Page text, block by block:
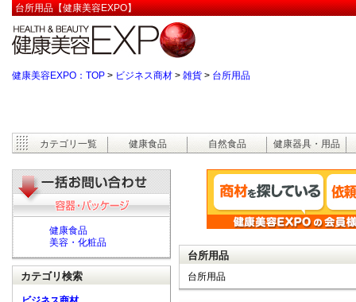
台所用品【健康美容EXPO】
健康美容EXPO：TOP > ビジネス商材 > 雑貨 > 台所用品
カテゴリ一覧 健康食品 自然食品 健康器具・用品
台所用品
台所用品
健康食品
美容・化粧品
カテゴリ検索